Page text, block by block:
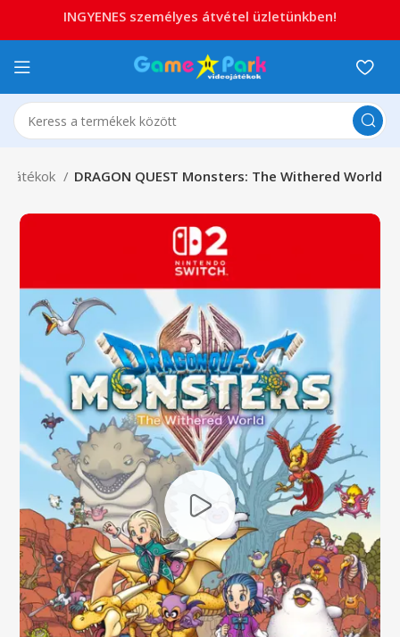
játékok DRAGON QUEST Monsters: The Withered World
INGYENES személyes átvétel üzletünkben!